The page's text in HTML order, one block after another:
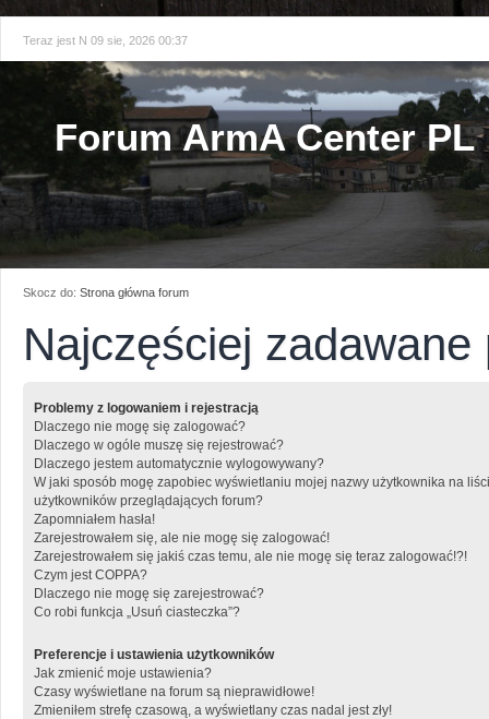
Teraz jest N 09 sie, 2026 00:37
Forum ArmA Center PL
Skocz do: Strona główna forum
Najczęściej zadawane
Problemy z logowaniem i rejestracją
Dlaczego nie mogę się zalogować?
Dlaczego w ogóle muszę się rejestrować?
Dlaczego jestem automatycznie wylogowywany?
W jaki sposób mogę zapobiec wyświetlaniu mojej nazwy użytkownika na
użytkowników przeglądających forum?
Zapomniałem hasła!
Zarejestrowałem się, ale nie mogę się zalogować!
Zarejestrowałem się jakiś czas temu, ale nie mogę się teraz zalogować!?!
Czym jest COPPA?
Dlaczego nie mogę się zarejestrować?
Co robi funkcja „Usuń ciasteczka”?
Preferencje i ustawienia użytkowników
Jak zmienić moje ustawienia?
Czasy wyświetlane na forum są nieprawidłowe!
Zmieniłem strefę czasową, a wyświetlany czas nadal jest zły!